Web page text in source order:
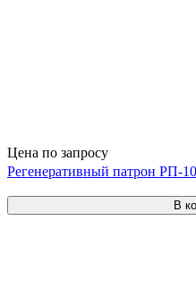
Цена по запросу
Регенеративный патрон РП-
В